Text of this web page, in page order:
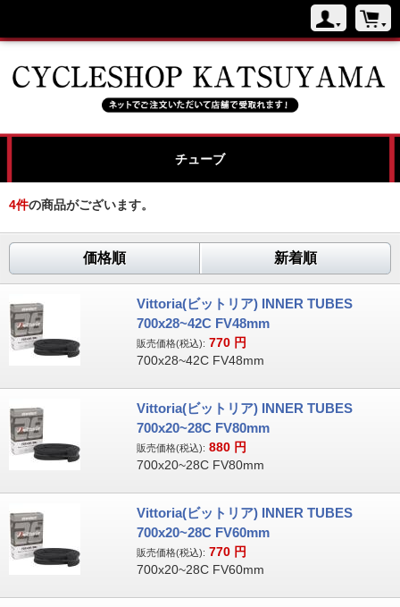
チューブ
4件の商品がございます。
価格順 新着順
Vittoria(ビットリア) INNER TUBES
700x28~42C FV48mm
販売価格(税込): 770 円
700x28~42C FV48mm
Vittoria(ビットリア) INNER TUBES
700x20~28C FV80mm
販売価格(税込): 880 円
700x20~28C FV80mm
Vittoria(ビットリア) INNER TUBES
700x20~28C FV60mm
販売価格(税込): 770 円
700x20~28C FV60mm